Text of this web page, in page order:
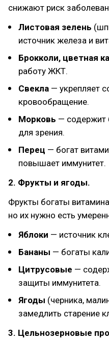
снижают риск
Листовая зелень
источник железа и
Брокколи, цветная
работу ЖКТ.
Свекла — укрепляет
кровообращение.
Морковь — содержит
для зрения.
Перец — богат
повышает иммунитет.
2. Фрукты и ягоды.
Фрукты богаты
но их нужно есть
Яблоки — источник
Бананы — богаты
Цитрусовые —
защиты иммунитета.
Ягоды (черника,
замедлить старение
3. Цельнозерновые